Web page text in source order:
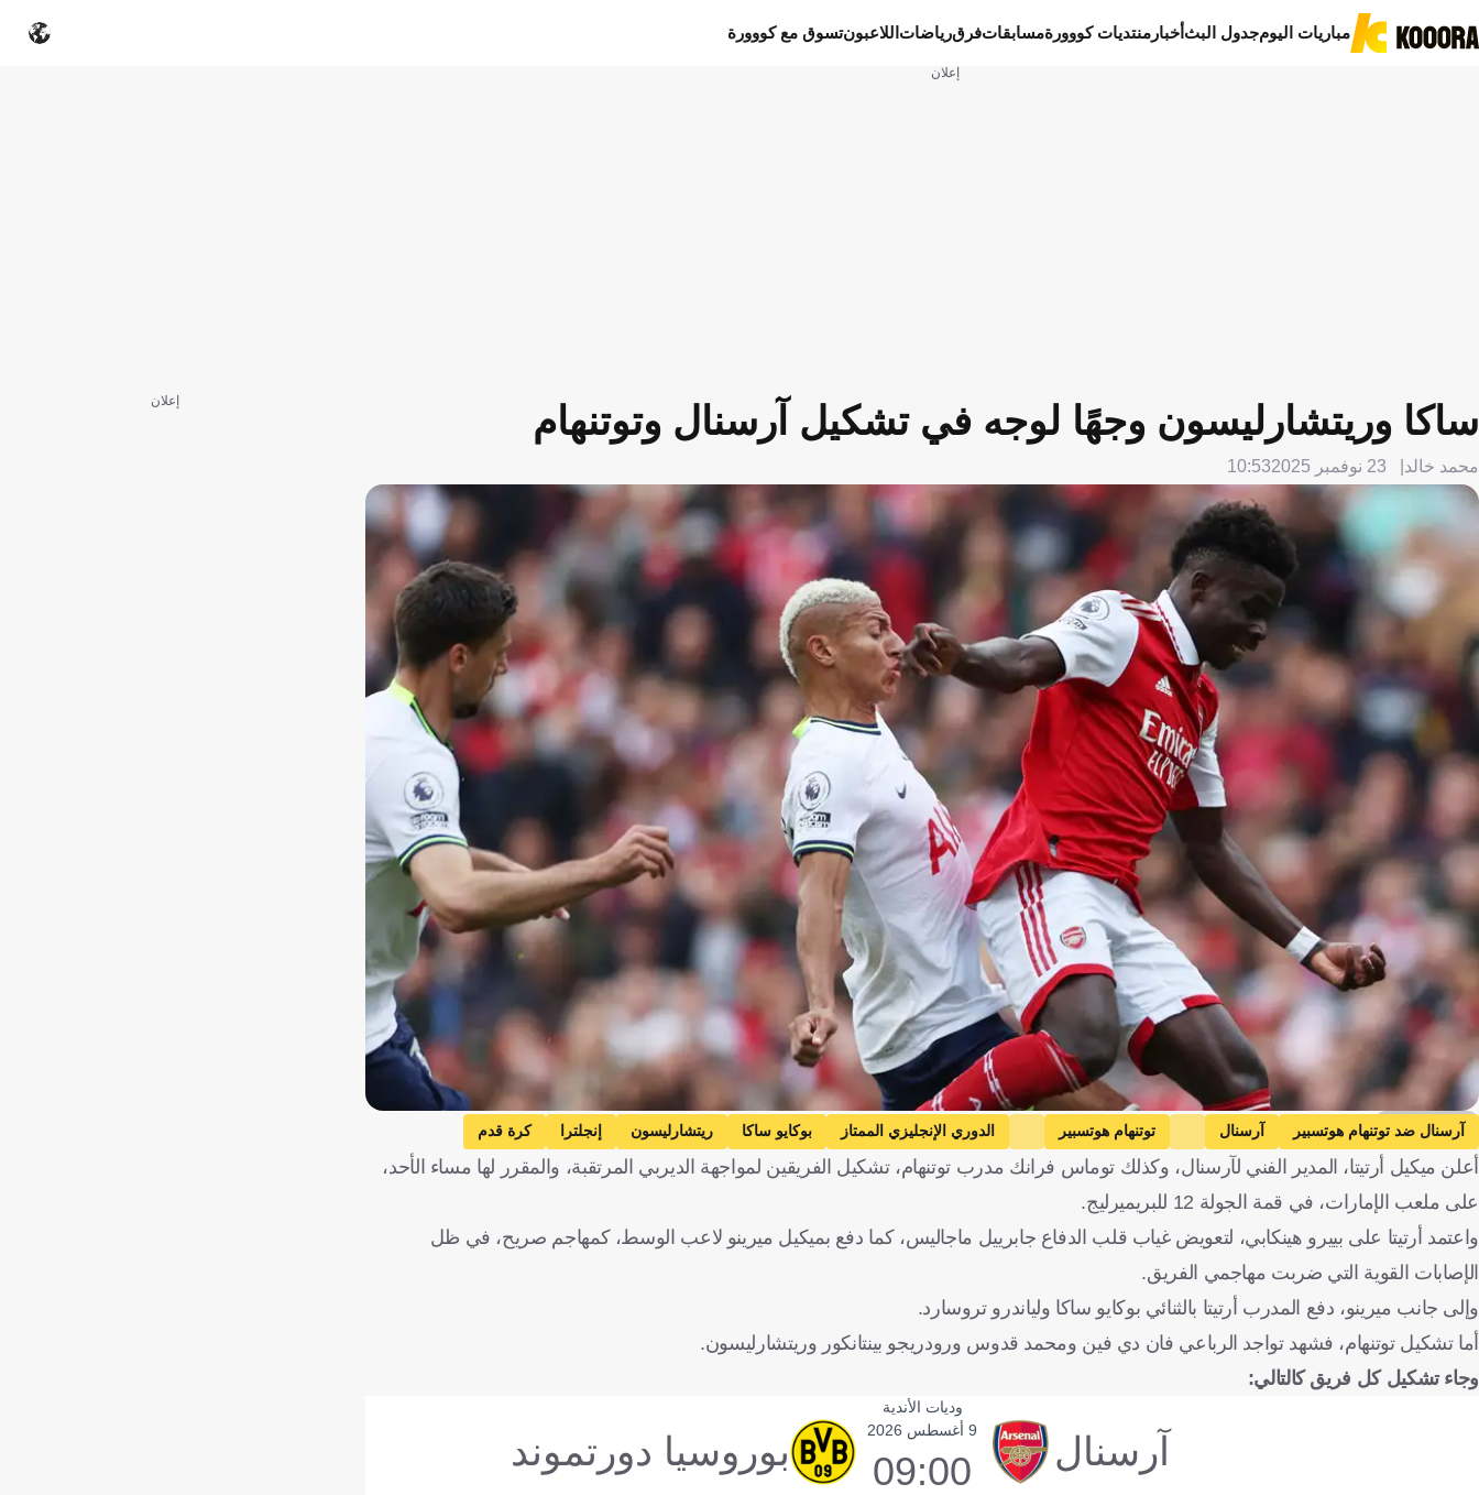
مباريات اليومجدول البثأخبار منتديات كووورةمسابقاتفرقرياضات اللاعبونتسوق مع كووورة
إعلان
ساكا وريتشارليسون وجهًا لوجه في تشكيل آرسنال وتوتنهام
محمد خالد 23 نوفمبر 2025 10:53
Getty Images
آرسنال ضد توتنهام هوتسبير آرسنال توتنهام هوتسبير الدوري الإنجليزي الممتاز بوكايو ساكا ريتشارليسون إنجلترا كرة قدم
أعلن ميكيل أرتيتا، المدير الفني لآرسنال، وكذلك توماس فرانك مدرب توتنهام، تشكيل الفريقين لمواجهة الديربي المرتقبة، والمقرر لها مساء الأحد،
على ملعب الإمارات، في قمة الجولة 12 للبريميرليج.
واعتمد أرتيتا على بييرو هينكابي، لتعويض غياب قلب الدفاع جابرييل ماجاليس، كما دفع بميكيل ميرينو لاعب الوسط، كمهاجم صريح، في ظل
الإصابات القوية التي ضربت مهاجمي الفريق.
وإلى جانب ميرينو، دفع المدرب أرتيتا بالثنائي بوكايو ساكا ولياندرو تروسارد.
أما تشكيل توتنهام، فشهد تواجد الرباعي فان دي فين ومحمد قدوس ورودريجو بينتانكور وريتشارليسون.
وجاء تشكيل كل فريق كالتالي:
وديات الأندية
آرسنال 9 أغسطس 2026
09:00 بوروسيا دورتموند
إعلان